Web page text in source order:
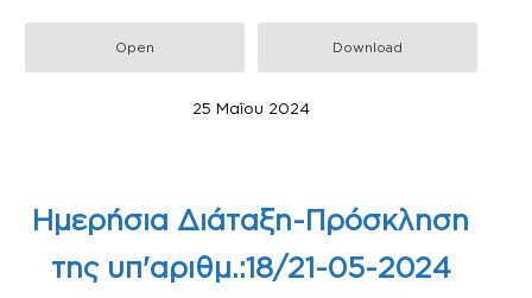
Open Download
25 Μαΐου 2024
Ημερήσια Διάταξη-Πρόσκληση
της υπ'αριθμ.:18/21-05-2024